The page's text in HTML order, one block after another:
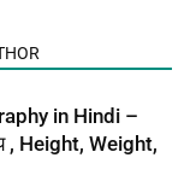
in Hindi –
, Height, Weight,